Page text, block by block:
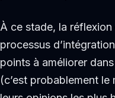
À ce stade, la
processus
points à améliorer
(c’est probablement